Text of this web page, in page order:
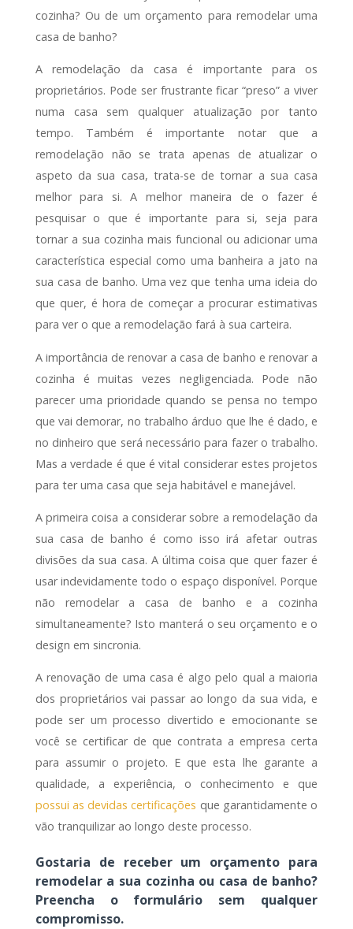
cozinha? Ou de um orçamento para remodelar uma
casa de banho?
A remodelação da casa é importante para os
proprietários. Pode ser frustrante ficar “preso” a viver
numa casa sem qualquer atualização por tanto
tempo. Também é importante notar que a
remodelação não se trata apenas de atualizar o
aspeto da sua casa, trata-se de tornar a sua casa
melhor para si. A melhor maneira de o fazer é
pesquisar o que é importante para si, seja para
tornar a sua cozinha mais funcional ou adicionar uma
característica especial como uma banheira a jato na
sua casa de banho. Uma vez que tenha uma ideia do
que quer, é hora de começar a procurar estimativas
para ver o que a remodelação fará à sua carteira.
A importância de renovar a casa de banho e renovar a
cozinha é muitas vezes negligenciada. Pode não
parecer uma prioridade quando se pensa no tempo
que vai demorar, no trabalho árduo que lhe é dado, e
no dinheiro que será necessário para fazer o trabalho.
Mas a verdade é que é vital considerar estes projetos
para ter uma casa que seja habitável e manejável.
A primeira coisa a considerar sobre a remodelação da
sua casa de banho é como isso irá afetar outras
divisões da sua casa. A última coisa que quer fazer é
usar indevidamente todo o espaço disponível. Porque
não remodelar a casa de banho e a cozinha
simultaneamente? Isto manterá o seu orçamento e o
design em sincronia.
A renovação de uma casa é algo pelo qual a maioria
dos proprietários vai passar ao longo da sua vida, e
pode ser um processo divertido e emocionante se
você se certificar de que contrata a empresa certa
para assumir o projeto. E que esta lhe garante a
qualidade, a experiência, o conhecimento e que
possui as devidas certificações que garantidamente o
vão tranquilizar ao longo deste processo.
Gostaria de receber um orçamento para
remodelar a sua cozinha ou casa de banho?
Preencha o formulário sem qualquer
compromisso.